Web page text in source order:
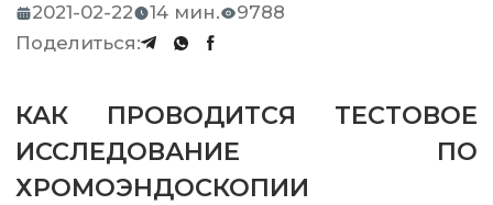
2021-02-22 14 мин.
9788
Поделиться:
КАК ПРОВОДИТСЯ ТЕСТОВОЕ
ИССЛЕДОВАНИЕ ПО
ХРОМОЭНДОСКОПИИ